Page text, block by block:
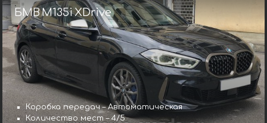
БМВ M135i XDrive
Коробка передач – Автоматическая
Количество мест – 4/5